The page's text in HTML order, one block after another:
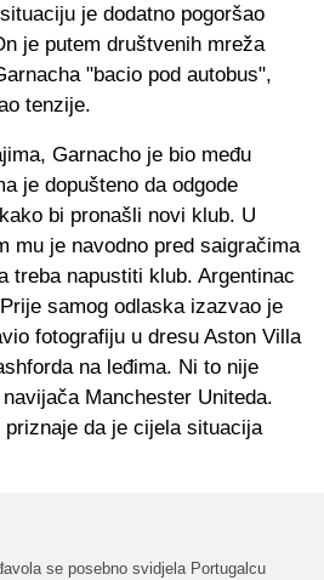
je dodatno pogoršao
je putem društvenih mreža
"bacio pod autobus",
tenzije.
Garnacho je bio među
je dopušteno da odgode
bi pronašli novi klub. U
mu je navodno pred saigračima
treba napustiti klub. Argentinac
samog odlaska izazvao je
fotografiju u dresu Aston Villa
na leđima. Ni to nije
Manchester Uniteda.
da je cijela situacija
se posebno svidjela Portugalcu